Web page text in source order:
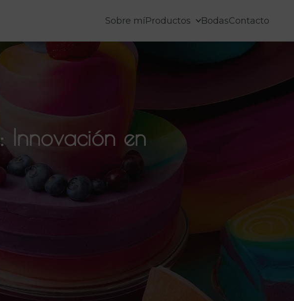
Sobre míProductos BodasContacto
Innovación en